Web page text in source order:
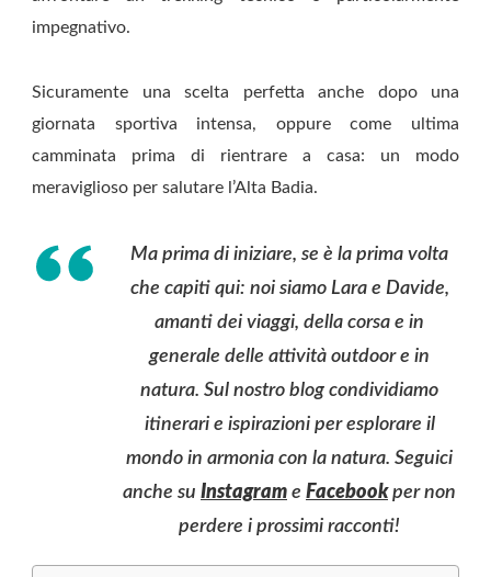
impegnativo.
Sicuramente una scelta perfetta anche dopo una
giornata sportiva intensa, oppure come ultima
camminata prima di rientrare a casa: un modo
meraviglioso per salutare l’Alta Badia.
Ma prima di iniziare, se è la prima volta
che capiti qui: noi siamo Lara e Davide,
amanti dei viaggi, della corsa e in
generale delle attività outdoor e in
natura. Sul nostro blog condividiamo
itinerari e ispirazioni per esplorare il
mondo in armonia con la natura. Seguici
anche su Instagram e Facebookper non
perdere i prossimi racconti!